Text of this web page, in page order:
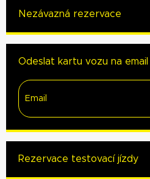
Nezávazná rezervace
Odeslat kartu vozu na email
Rezervace testovací jízdy